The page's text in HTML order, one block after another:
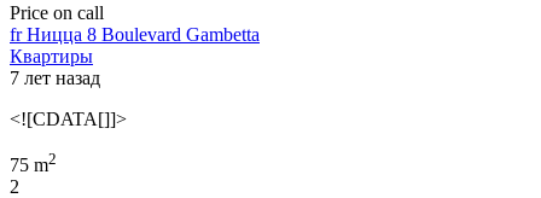
Price on call
fr Ницца 8 Boulevard Gambetta
Квартиры
7 лет назад
<![CDATA[]]>
75 m2
2